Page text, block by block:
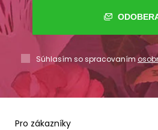
Súhlasím so spracovaním
Pro zákazníky